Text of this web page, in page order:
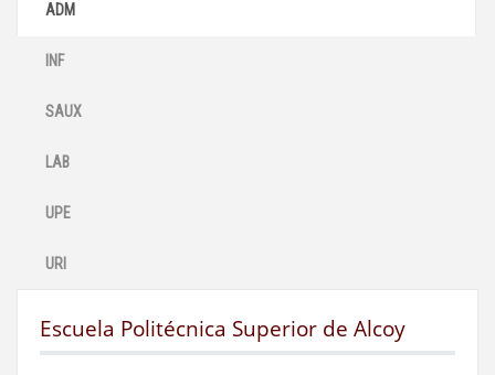
ADM
INF
SAUX
LAB
UPE
URI
Escuela Politécnica Superior de Alcoy